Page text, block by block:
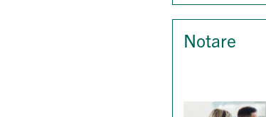
Notare